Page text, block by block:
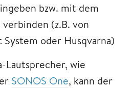
bzw. mit dem
(z.B. von
System oder Husqvarna)
Lautsprecher, wie
SONOS One, kann der